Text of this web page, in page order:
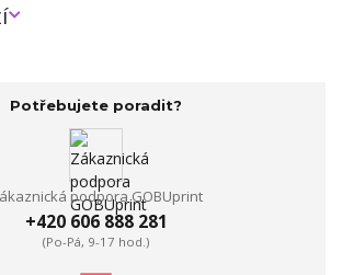
Potřebujete poradit?
podpora GOBUprint
+420 606 888 281
(Po-Pá, 9-17 hod.)